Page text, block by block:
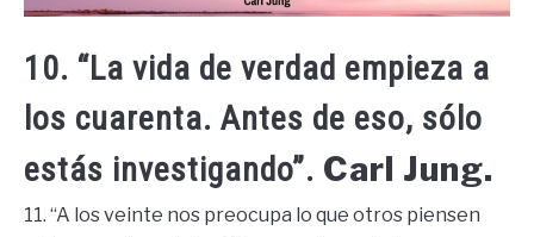
10. “La vida de verdad empieza a
los cuarenta. Antes de eso, sólo
estás investigando”. Carl Jung.
11. “A los veinte nos preocupa lo que otros piensen